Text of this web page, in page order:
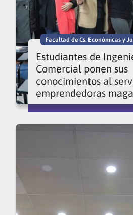
Facultad de Cs. Económicas y
Estudiantes de
Comercial ponen sus
conocimientos al
emprendedoras